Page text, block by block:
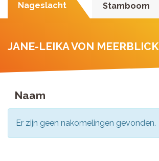
Nageslacht Stamboom
JANE-LEIKA VON MEERBLICK
Naam
Er zijn geen nakomelingen gevonden.